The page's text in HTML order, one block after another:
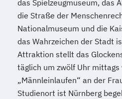
das Spielzeugmuseum, das
die Straße der
Nationalmuseum und die
das Wahrzeichen der Stadt
Attraktion stellt das
täglich um zwölf Uhr mittags
„Männleinlaufen“ an der
Studienort ist Nürnberg